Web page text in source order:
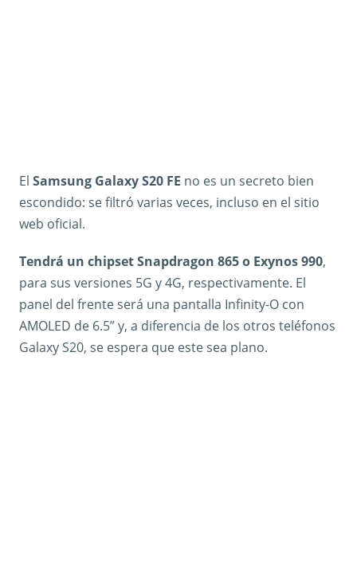
El Samsung Galaxy S20 FE no es un secreto bien
escondido: se filtró varias veces, incluso en el sitio
web oficial.
Tendrá un chipset Snapdragon 865 o Exynos 990,
para sus versiones 5G y 4G, respectivamente. El
panel del frente será una pantalla Infinity-O con
AMOLED de 6.5” y, a diferencia de los otros teléfonos
Galaxy S20, se espera que este sea plano.